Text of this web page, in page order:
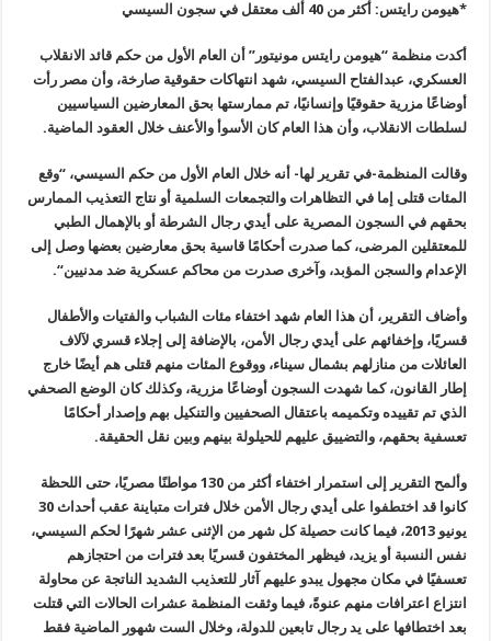
*هيومن رايتس: أكثر من 40 ألف معتقل في سجون السيسي
أكدت منظمة “هيومن رايتس مونيتور” أن العام الأول من حكم قائد الانقلاب
العسكري، عبدالفتاح السيسي، شهد انتهاكات حقوقية صارخة، وأن مصر رأت
أوضاعًا مزرية حقوقيًا وإنسانيًا، تم ممارستها بحق المعارضين السياسيين
لسلطات الانقلاب، وأن هذا العام كان الأسوأ والأعنف خلال العقود الماضية.
وقالت المنظمة-في تقرير لها- أنه خلال العام الأول من حكم السيسي، “وقع
المئات قتلى إما في التظاهرات والتجمعات السلمية أو نتاج التعذيب الممارس
بحقهم في السجون المصرية على أيدي رجال الشرطة أو بالإهمال الطبي
للمعتقلين المرضى، كما صدرت أحكامًا قاسية بحق معارضين بعضها وصل إلى
الإعدام والسجن المؤبد، وآخرى صدرت من محاكم عسكرية ضد مدنيين“.
وأضاف التقرير، أن هذا العام شهد اختفاء مئات الشباب والفتيات والأطفال
قسريًا، وإخفائهم على أيدي رجال الأمن، بالإضافة إلى إجلاء قسري لآلاف
العائلات من منازلهم بشمال سيناء، ووقوع المئات منهم قتلى هم أيضًا خارج
إطار القانون، كما شهدت السجون أوضاعًا مزرية، وكذلك كان الوضع الصحفي
الذي تم تقييده وتكميمه باعتقال الصحفيين والتنكيل بهم وإصدار أحكامًا
تعسفية بحقهم، والتضييق عليهم للحيلولة بينهم وبين نقل الحقيقة.
وألمح التقرير إلى استمرار اختفاء أكثر من 130 مواطنًا مصريًا، حتى اللحظة
كانوا قد اختطفوا على أيدي رجال الأمن خلال فترات متباينة عقب أحداث 30
يونيو 2013، فيما كانت حصيلة كل شهر من الإثنى عشر شهرًا لحكم السيسي،
نفس النسبة أو يزيد، فيظهر المختفون قسريًا بعد فترات من احتجازهم
تعسفيًا في مكان مجهول يبدو عليهم آثار للتعذيب الشديد الناتجة عن محاولة
انتزاع اعترافات منهم عنوةً، فيما وثقت المنظمة عشرات الحالات التي قتلت
بعد اختطافها على يد رجال تابعين للدولة، وخلال الست شهور الماضية فقط